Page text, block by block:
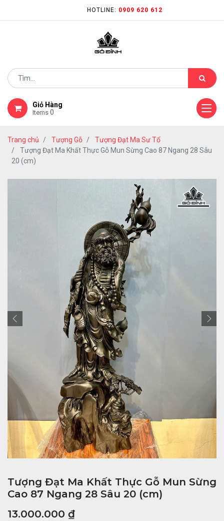
HOTLINE: 0909 620 612
Giỏ Hàng
Items 0
Trang chủ Tượng Gỗ
Tượng Đạt Ma Sư Tổ
Tượng Đạt Ma Khất Thực Gỗ Mun Sừng Cao 87 Ngang 28 Sâu
20 (cm)
Tượng Đạt Ma Khất Thực Gỗ Mun Sừng
Cao 87 Ngang 28 Sâu 20 (cm)
13.000.000 ₫